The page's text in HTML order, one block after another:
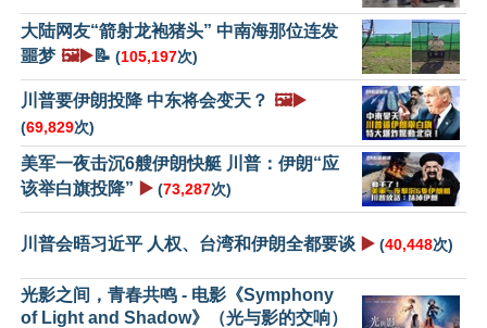
大陆网友“箭射龙袍猪头” 中南海那位连发
噩梦 🖼️▶️📝 (105,197次)
川普要伊朗投降 中东将会变天？ 🖼️▶️
(69,829次)
美军一夜击沉6艘伊朗快艇 川普：伊朗“应
该举白旗投降” ▶️ (73,287次)
川普会晤习近平 人权、台湾和伊朗全都要谈 ▶️ (40,448次)
光影之间，青春共鸣 - 电影《Symphony
of Light and Shadow》（光与影的交响）